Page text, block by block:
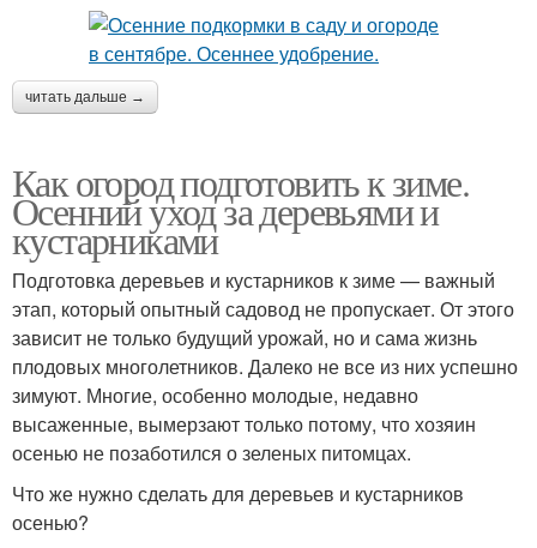
читать дальше →
Как огород подготовить к зиме.
Осенний уход за деревьями и
кустарниками
Подготовка деревьев и кустарников к зиме — важный
этап, который опытный садовод не пропускает. От этого
зависит не только будущий урожай, но и сама жизнь
плодовых многолетников. Далеко не все из них успешно
зимуют. Многие, особенно молодые, недавно
высаженные, вымерзают только потому, что хозяин
осенью не позаботился о зеленых питомцах.
Что же нужно сделать для деревьев и кустарников
осенью?